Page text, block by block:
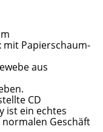
mit Papierschaum-
aus
CD
ist ein echtes
Geschäft